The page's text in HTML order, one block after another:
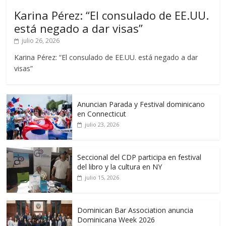
Karina Pérez: “El consulado de EE.UU.
está negado a dar visas”
julio 26, 2026
Karina Pérez: “El consulado de EE.UU. está negado a dar
visas”
Anuncian Parada y Festival dominicano
en Connecticut
julio 23, 2026
Seccional del CDP participa en festival
del libro y la cultura en NY
julio 15, 2026
Dominican Bar Association anuncia
Dominicana Week 2026